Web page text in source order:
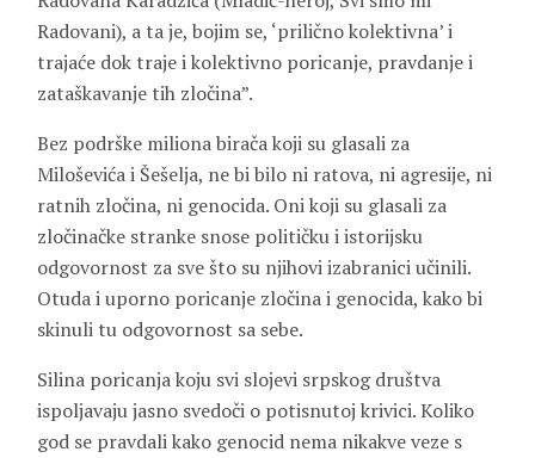
Radovani), a ta je, bojim se, ‘prilično kolektivna’ i
trajaće dok traje i kolektivno poricanje, pravdanje i
zataškavanje tih zločina”.
Bez podrške miliona birača koji su glasali za
Miloševića i Šešelja, ne bi bilo ni ratova, ni agresije, ni
ratnih zločina, ni genocida. Oni koji su glasali za
zločinačke stranke snose političku i istorijsku
odgovornost za sve što su njihovi izabranici učinili.
Otuda i uporno poricanje zločina i genocida, kako bi
skinuli tu odgovornost sa sebe.
Silina poricanja koju svi slojevi srpskog društva
ispoljavaju jasno svedoči o potisnutoj krivici. Koliko
god se pravdali kako genocid nema nikakve veze s